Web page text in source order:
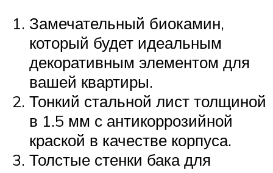
Замечательный биокамин,
который будет идеальным
декоративным элементом для
вашей квартиры.
Тонкий стальной лист толщиной
в 1.5 мм с антикоррозийной
краской в качестве корпуса.
Толстые стенки бака для